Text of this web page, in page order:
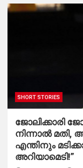
SHORT STORIES
ജോലിക്കാരി
നിന്നാൽ മതി,
എന്തിനും
അറിയാമെടി!”